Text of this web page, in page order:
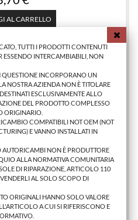
AL CARRELLO
C/CENTRAL.
TUTTI I PRODOTTI CONTENUTI
ESSENDO INTERCAMBIABILI, NON
QUESTIONE INCORPORANO UN
NOSTRA AZIENDA NON È TITOLARE
ESCLUSIVAMENTE ALLO
DEL PRODOTTO COMPLESSO
ORIGINARIO.
COMPATIBILI NOT OEM (NOT
E VANNO INSTALLATI IN
AUTORICAMBI NON È PRODUTTORE
ALLA NORMATIVA COMUNITARIA
DI RIPARAZIONE, ARTICOLO 110
AL SOLO SCOPO DI
ORIGINALI HANNO SOLO VALORE
A CUI SI RIFERISCONO E